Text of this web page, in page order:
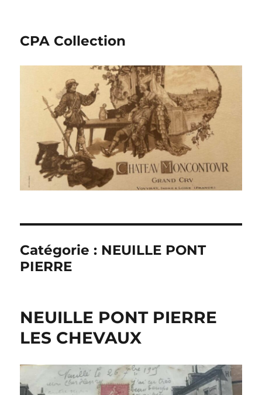
CPA Collection
Catégorie : NEUILLE PONT
PIERRE
NEUILLE PONT PIERRE
LES CHEVAUX